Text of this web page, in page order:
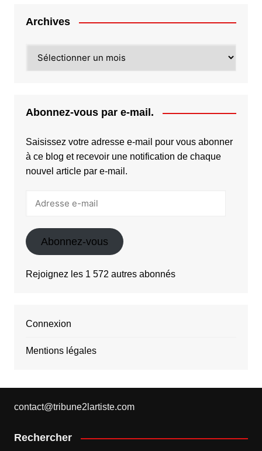
Archives
Abonnez-vous par e-mail.
Saisissez votre adresse e-mail pour vous abonner
à ce blog et recevoir une notification de chaque
nouvel article par e-mail.
Abonnez-vous
Rejoignez les 1 572 autres abonnés
Connexion
Mentions légales
contact@tribune2lartiste.com
Rechercher